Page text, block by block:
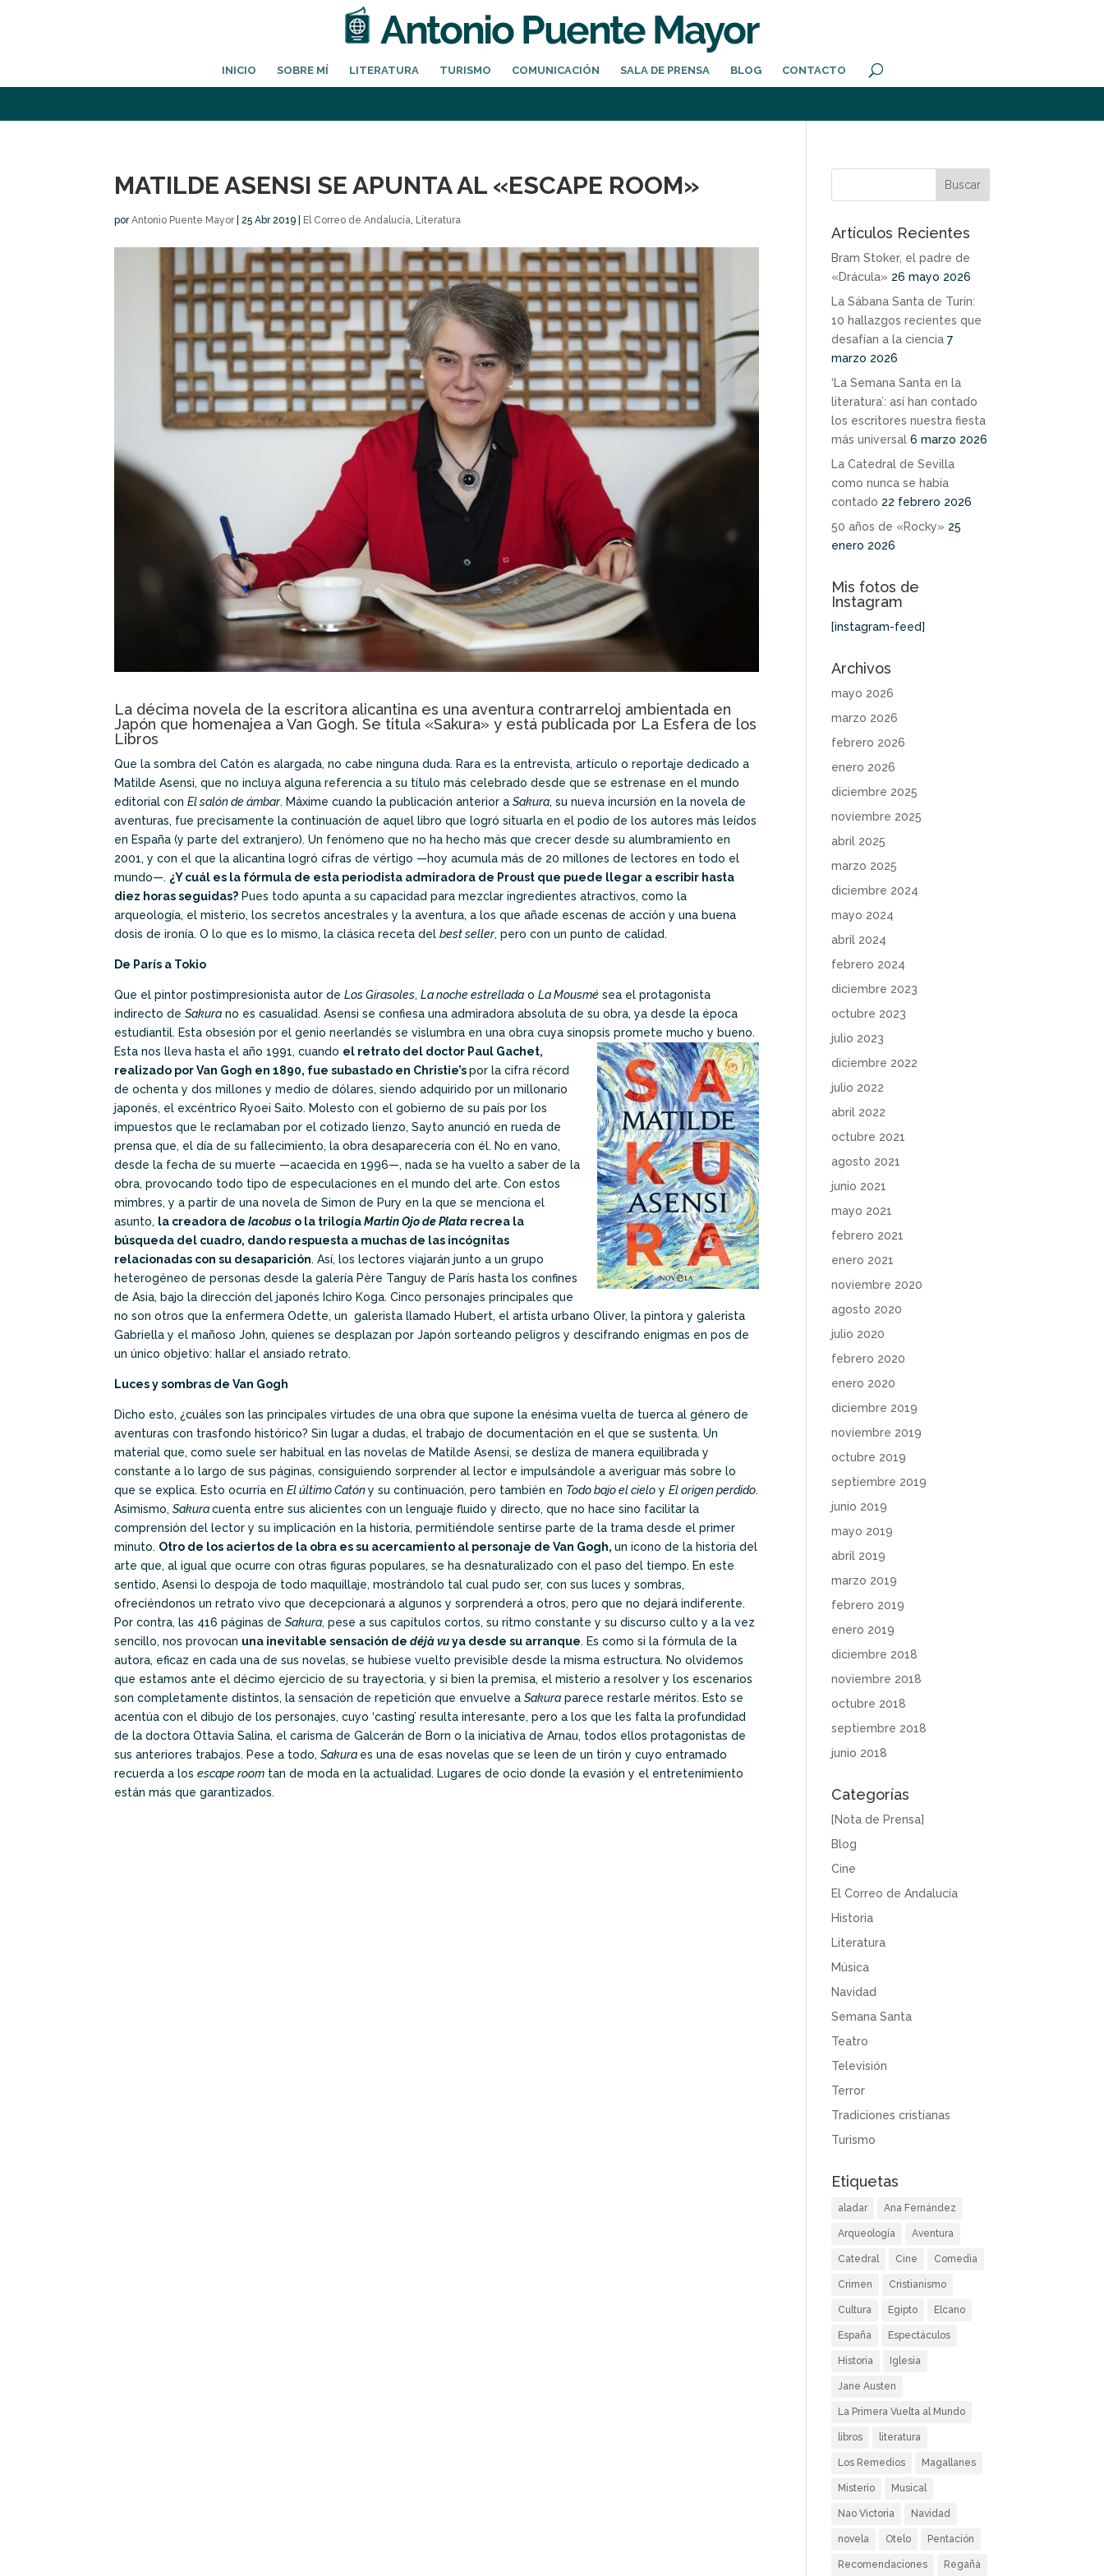
INICIO SOBRE MÍ LITERATURA TURISMO COMUNICACIÓN SALA DE PRENSA BLOG CONTACTO
MATILDE ASENSI SE APUNTA AL «ESCAPE ROOM»
porAntonio Puente Mayor| 25 Abr 2019 El Correo de Andalucía, Literatura
La décima novela de la escritora alicantina es una aventura contrarreloj ambientada en
Japón que homenajea a Van Gogh. Se titula «Sakura» y está publicada por La Esfera de los
Libros
Que la sombra del Catón es alargada, no cabe ninguna duda. Rara es la entrevista, artículo o reportaje dedicado a
Matilde Asensi, que no incluya alguna referencia a su título más celebrado desde que se estrenase en el mundo
editorial con El salón de ámbar. Máxime cuando la publicación anterior a Sakura, su nueva incursión en la novela de
aventuras, fue precisamente la continuación de aquel libro que logró situarla en el podio de los autores más leídos
en España (y parte del extranjero). Un fenómeno que no ha hecho más que crecer desde su alumbramiento en
2001, y con el que la alicantina logró cifras de vértigo —hoy acumula más de 20 millones de lectores en todo el
mundo—. ¿Y cuál es la fórmula de esta periodista admiradora de Proust que puede llegar a escribir hasta
diez horas seguidas? Pues todo apunta a su capacidad para mezclar ingredientes atractivos, como la
arqueología, el misterio, los secretos ancestrales y la aventura, a los que añade escenas de acción y una buena
dosis de ironía. O lo que es lo mismo, la clásica receta del best seller, pero con un punto de calidad.
De París a Tokio
Que el pintor postimpresionista autor de Los Girasoles, La noche estrellada o La Mousmé sea el protagonista
indirecto de Sakura no es casualidad. Asensi se confiesa una admiradora absoluta de su obra, ya desde la época
estudiantil. Esta obsesión por el genio neerlandés se vislumbra en una obra cuya sinopsis promete mucho y bueno.
Esta nos lleva hasta el año 1991, cuando el retrato del doctor Paul Gachet,
realizado por Van Gogh en 1890, fue subastado en Christie’spor la cifra récord
de ochenta y dos millones y medio de dólares, siendo adquirido por un millonario
japonés, el excéntrico Ryoei Saito. Molesto con el gobierno de su país por los
impuestos que le reclamaban por el cotizado lienzo, Sayto anunció en rueda de
prensa que, el día de su fallecimiento, la obra desaparecería con él. No en vano,
desde la fecha de su muerte —acaecida en 1996—, nada se ha vuelto a saber de la
obra, provocando todo tipo de especulaciones en el mundo del arte. Con estos
mimbres, y a partir de una novela de Simon de Pury en la que se menciona el
asunto, la creadora de Iacobus o la trilogíaMartin Ojo de Plata recrea la
búsqueda del cuadro, dando respuesta a muchas de las incógnitas
relacionadas con su desaparición. Así, los lectores viajarán junto a un grupo
heterogéneo de personas desde la galería Père Tanguy de París hasta los confines
de Asia, bajo la dirección del japonés Ichiro Koga. Cinco personajes principales que
no son otros que la enfermera Odette, un galerista llamado Hubert, el artista urbano Oliver, la pintora y galerista
Gabriella y el mañoso John, quienes se desplazan por Japón sorteando peligros y descifrando enigmas en pos de
un único objetivo: hallar el ansiado retrato.
Luces y sombras de Van Gogh
Dicho esto, ¿cuáles son las principales virtudes de una obra que supone la enésima vuelta de tuerca al género de
aventuras con trasfondo histórico? Sin lugar a dudas, el trabajo de documentación en el que se sustenta. Un
material que, como suele ser habitual en las novelas de Matilde Asensi, se desliza de manera equilibrada y
constante a lo largo de sus páginas, consiguiendo sorprender al lector e impulsándole a averiguar más sobre lo
que se explica. Esto ocurría en El último Catóny su continuación, pero también en Todo bajo el cielo y El origen perdido.
Asimismo, Sakuracuenta entre sus alicientes con un lenguaje fluido y directo, que no hace sino facilitar la
comprensión del lector y su implicación en la historia, permitiéndole sentirse parte de la trama desde el primer
minuto. Otro de los aciertos de la obra es su acercamiento al personaje de Van Gogh, un icono de la historia del
arte que, al igual que ocurre con otras figuras populares, se ha desnaturalizado con el paso del tiempo. En este
sentido, Asensi lo despoja de todo maquillaje, mostrándolo tal cual pudo ser, con sus luces y sombras,
ofreciéndonos un retrato vivo que decepcionará a algunos y sorprenderá a otros, pero que no dejará indiferente.
Por contra, las 416 páginas de Sakura, pese a sus capítulos cortos, su ritmo constante y su discurso culto y a la vez
sencillo, nos provocan una inevitable sensación de déjà vuya desde su arranque. Es como si la fórmula de la
autora, eficaz en cada una de sus novelas, se hubiese vuelto previsible desde la misma estructura. No olvidemos
que estamos ante el décimo ejercicio de su trayectoria, y si bien la premisa, el misterio a resolver y los escenarios
son completamente distintos, la sensación de repetición que envuelve a Sakura parece restarle méritos. Esto se
acentúa con el dibujo de los personajes, cuyo ‘casting’ resulta interesante, pero a los que les falta la profundidad
de la doctora Ottavia Salina, el carisma de Galcerán de Born o la iniciativa de Arnau, todos ellos protagonistas de
sus anteriores trabajos. Pese a todo, Sakura es una de esas novelas que se leen de un tirón y cuyo entramado
recuerda a los escape room tan de moda en la actualidad. Lugares de ocio donde la evasión y el entretenimiento
están más que garantizados.
Artículos Recientes
Bram Stoker, el padre de
«Drácula» 26 mayo 2026
La Sábana Santa de Turín:
10 hallazgos recientes que
desafían a la ciencia 7
marzo 2026
‘La Semana Santa en la
literatura’: así han contado
los escritores nuestra fiesta
más universal 6 marzo 2026
La Catedral de Sevilla
como nunca se había
contado 22 febrero 2026
50 años de «Rocky» 25
enero 2026
Mis fotos de
Instagram
[instagram-feed]
Archivos
mayo 2026
marzo 2026
febrero 2026
enero 2026
diciembre 2025
noviembre 2025
abril 2025
marzo 2025
diciembre 2024
mayo 2024
abril 2024
febrero 2024
diciembre 2023
octubre 2023
julio 2023
diciembre 2022
julio 2022
abril 2022
octubre 2021
agosto 2021
junio 2021
mayo 2021
febrero 2021
enero 2021
noviembre 2020
agosto 2020
julio 2020
febrero 2020
enero 2020
diciembre 2019
noviembre 2019
octubre 2019
septiembre 2019
junio 2019
mayo 2019
abril 2019
marzo 2019
febrero 2019
enero 2019
diciembre 2018
noviembre 2018
octubre 2018
septiembre 2018
junio 2018
Categorías
[Nota de Prensa]
Blog
Cine
El Correo de Andalucía
Historia
Literatura
Música
Navidad
Semana Santa
Teatro
Televisión
Terror
Tradiciones cristianas
Turismo
Etiquetas
aladar Ana Fernández
Arqueología Aventura
Catedral Cine Comedia
Crimen Cristianismo
Cultura Egipto Elcano
España Espectáculos
Historia Iglesia
Jane Austen
La Primera Vuelta al Mundo
libros literatura
Los Remedios Magallanes
Misterio Musical
Nao Victoria Navidad
novela Otelo Pentación
Recomendaciones Regañá